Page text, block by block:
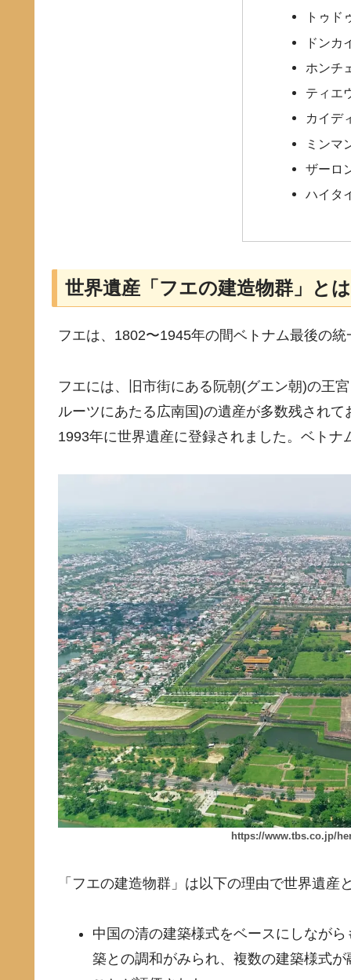
トゥド
ドンカ
ホンチ
ティエ
カイデ
ミンマ
ザーロ
ハイタ
世界遺産「フエの建造物群」と
フエは、1802〜1945年の間ベトナム最後の
フエには、旧市街にある阮朝(グエン朝)の王
ルーツにあたる広南国)の遺産が多数残され
1993年に世界遺産に登録されました。ベト
https://www.tbs.co.jp/
「フエの建造物群」は以下の理由で世界遺産
中国の清の建築様式をベースにしなが
築との調和がみられ、複数の建築様式